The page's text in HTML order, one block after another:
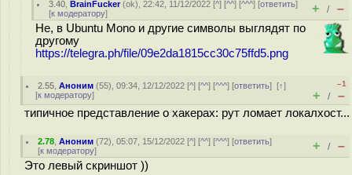
3.40 ,BrainFucker(ok), 22:42, 11/12/2022 [^] [^^] [^^^] [ответить]
[к модератору] + / –
Не, в Ubuntu Mono и другие символы выглядят по
другому
https://telegra.ph/file/09e2da1815cc30c75ffd5.png
2.55 ,Аноним (55), 09:34, 12/12/2022 [^] [^^] [^^^] [ответить][↑]
[к модератору]
–1
+ / –
типичное представление о хакерах: рут ломает локалхост...
2.78 ,Аноним (72), 05:07, 15/12/2022 [^] [^^] [^^^] [ответить]
[к модератору] + / –
Это левый скриншот ))